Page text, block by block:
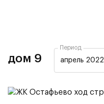
дом 9
Период
апрель 2022